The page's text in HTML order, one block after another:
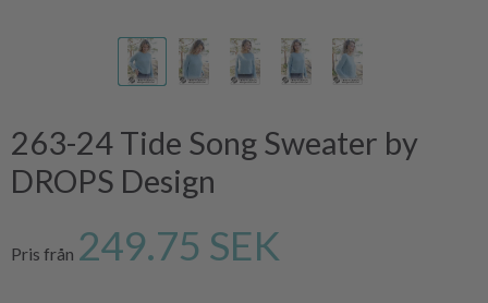
263-24 Tide Song Sweater by
DROPS Design
Pris från 249.75 SEK